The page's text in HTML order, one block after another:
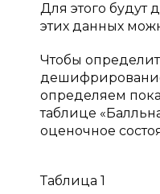
Для этого
этих данных
Чтобы
дешифрирование
определяем
таблице
оценочное
Таблица 1